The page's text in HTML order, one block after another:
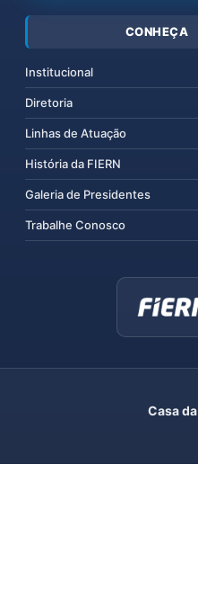
CONHEÇA
Institucional
Diretoria
Linhas de Atuação
História da FIERN
Galeria de Presidentes
Trabalhe Conosco
Casa